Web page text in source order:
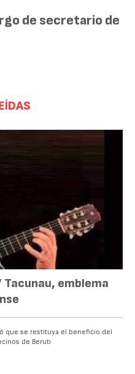
de secretario de
Tacunau, emblema
que se restituya el beneficio del
de Beruti